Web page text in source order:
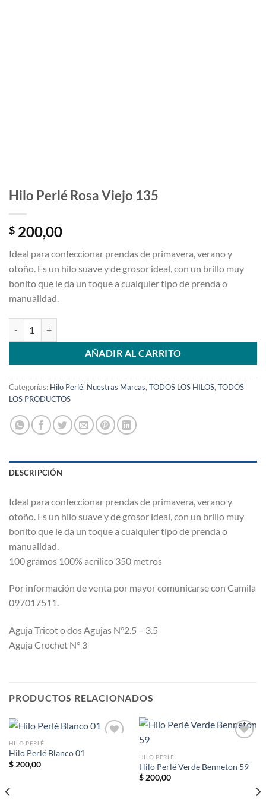
Hilo Perlé Rosa Viejo 135
$ 200,00
Ideal para confeccionar prendas de primavera, verano y
otoño. Es un hilo suave y de grosor ideal, con un brillo muy
bonito que le da un toque a cualquier tipo de prenda o
manualidad.
AÑADIR AL CARRITO
Categorías: Hilo Perlé, Nuestras Marcas, TODOS LOS HILOS, TODOS
LOS PRODUCTOS
DESCRIPCIÓN
Ideal para confeccionar prendas de primavera, verano y
otoño. Es un hilo suave y de grosor ideal, con un brillo muy
bonito que le da un toque a cualquier tipo de prenda o
manualidad.
100 gramos 100% acrílico 350 metros
Por información de venta por mayor comunicarse con Camila
097017511.
Aguja Tricot o dos Agujas N°2.5 – 3.5
Aguja Crochet N° 3
PRODUCTOS RELACIONADOS
HILO PERLÉ
Hilo Perlé Blanco 01
$200,00
Añadir
HILO PERLÉ
Hilo Perlé Verde Benneton 59
$200,00